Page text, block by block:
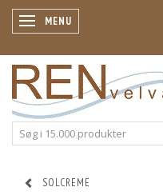
SKIFTE NAVIGATION
MENU
SOLCREME